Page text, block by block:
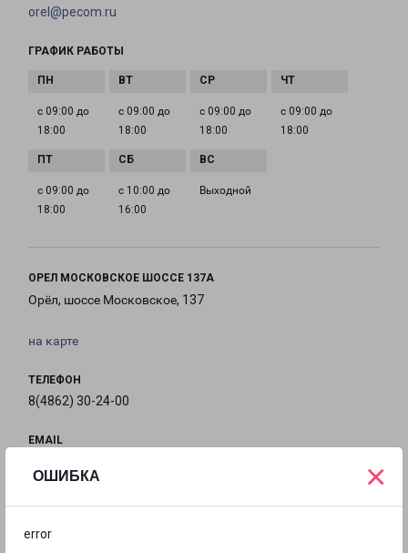
ОШИБКА
error
×
orel@pecom.ru
ГРАФИК РАБОТЫ
с 09:00 до
18:00
с 09:00 до
18:00
с 09:00 до
18:00
с 09:00 до
18:00
с 09:00 до
18:00
с 10:00 до
16:00
Выходной
ОРЕЛ МОСКОВСКОЕ ШОССЕ 137А
Орёл, шоссе Московское, 137
на карте
ТЕЛЕФОН
8(4862) 30-24-00
EMAIL